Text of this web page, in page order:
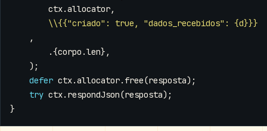
ctx.allocator,
\\{{"criado": true, "dados_recebidos": {d}}}
,
.{corpo .len},
);
defer ctx.allocator. free(resposta);
try ctx. respondJson(resposta);
}